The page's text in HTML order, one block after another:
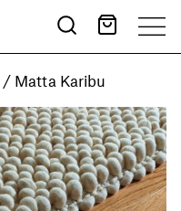
/ Matta Karibu